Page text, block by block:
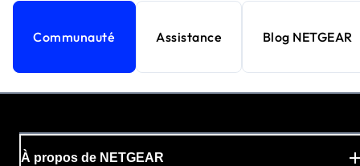
Communauté Assistance Blog NETGEAR
À propos de NETGEAR